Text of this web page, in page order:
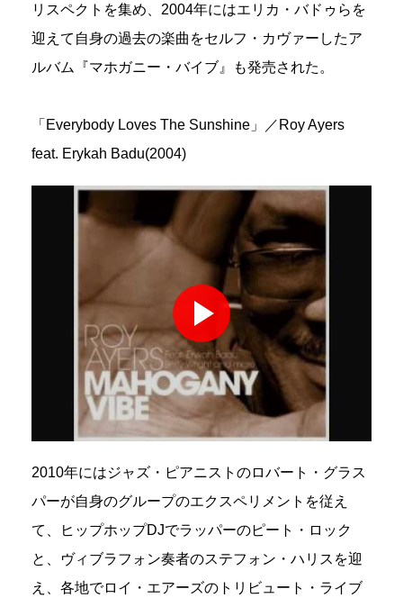
リスペクトを集め、2004年にはエリカ・バドゥらを
迎えて自身の過去の楽曲をセルフ・カヴァーしたア
ルバム『マホガニー・バイブ』も発売された。
「Everybody Loves The Sunshine」／Roy Ayers
feat. Erykah Badu(2004)
2010年にはジャズ・ピアニストのロバート・グラス
パーが自身のグループのエクスペリメントを従え
て、ヒップホップDJでラッパーのピート・ロック
と、ヴィブラフォン奏者のステフォン・ハリスを迎
え、各地でロイ・エアーズのトリビュート・ライブ